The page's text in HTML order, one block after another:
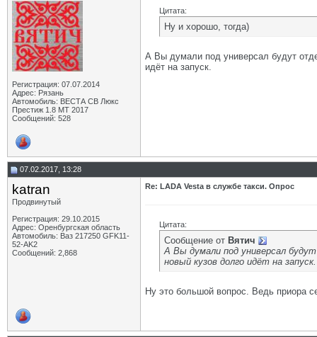
Регистрация: 07.07.2014
Адрес: Рязань
Автомобиль: ВЕСТА СВ Люкс
Престиж 1.8 МТ 2017
Сообщений: 528
Цитата:
Ну и хорошо, тогда)
А Вы думали под универсал будут
идёт на запуск.
07.02.2017, 13:28
katran
Продвинутый
Регистрация: 29.10.2015
Адрес: Оренбургская область
Автомобиль: Ваз 217250 GFK11-
52-AK2
Сообщений: 2,868
Re: LADA Vesta в службе такси. Опрос
Цитата:
Сообщение от Вятич
А Вы думали под универсал
новый кузов долго идёт на запуск.
Ну это большой вопрос. Ведь приора